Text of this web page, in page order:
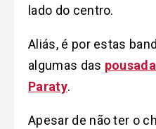
lado do centro.
Aliás, é por estas
algumas das
Paraty.
Apesar de não ter o